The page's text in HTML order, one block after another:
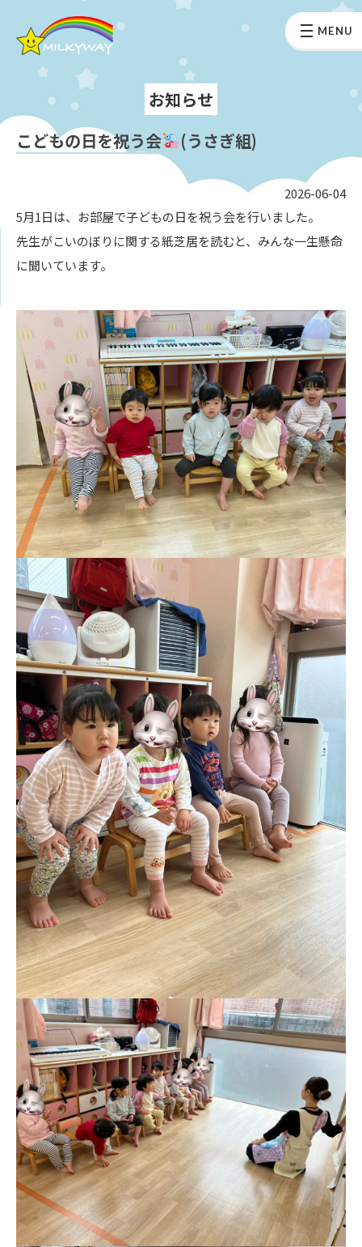
MENU
お知らせ
こどもの日を祝う会
(うさぎ組)
2026-06-04
5月1日は、お部屋で子どもの日を祝う会を行いました。
先生がこいのぼりに関する紙芝居を読むと、みんな一生懸命
に聞いています。